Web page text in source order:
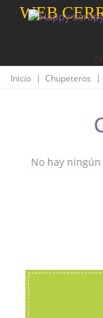
WEB
Inicio | Chupeteros |
No hay